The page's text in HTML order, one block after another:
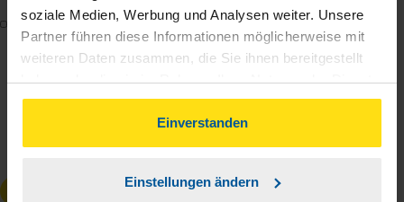
soziale Medien, Werbung und Analysen weiter. Unsere
Partner führen diese Informationen möglicherweise mit
weiteren Daten zusammen, die Sie ihnen bereitgestellt
haben oder die sie im Rahmen Ihrer Nutzung der Dienste
gesammelt haben. Indem Sie auf Einverstanden klicken,
können Sie der Verwendung von Cookies, gemäß
unserer➔ Datenschutzrichtliniezustimmen.
Einverstanden
Einstellungen ändern
Mit dem Absenden des Kontaktformulars erkläre ich
mich damit einverstanden, dass meine Daten zur
Analyse der Zugriffsquelle verwendet werden.
Datenschutzbestimmungen
Kenntnis genommen.*
Anfrage absenden